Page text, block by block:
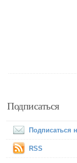
Подписаться
Подписаться
RSS